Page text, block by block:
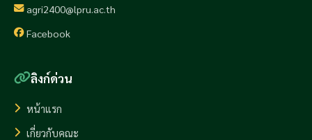
agri2400@lpru.ac.th
Facebook
ลิงก์ด่วน
หน้าแรก
เกี่ยวกับคณะ